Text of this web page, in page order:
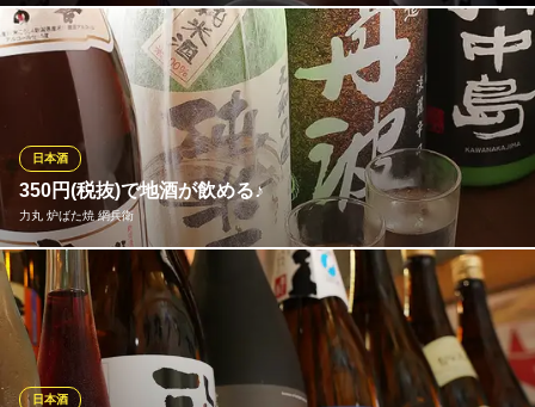
大阪府大阪市阿倍野区松崎町2-3-60
華やかな香りとすっきりと味わいが人気の「獺祭」や、米の旨味
と風味がしっかりしてキレのある「勝山 緑」など、厳選した日本
酒や焼酎などを多数取り揃えております。和の食事に合うワイン
や女性に人気のある果実酒などもご用意しております。
寅福 あべのハルカスダイニング店
和食と日本酒ダイニング
大阪メトロ御堂筋線天王寺駅10番出口 徒歩1分
大阪府大阪市阿倍野区阿倍野筋1-1-43 あべのハルカス近鉄タワー館あべのハルカス
ダイニング12F
350円(税抜)で地酒が飲める♪
力丸 炉ばた焼 網兵衛
日本酒
網兵衛では、純米酒から大吟醸まで、店長厳選の地酒ご用意して
おります！もちろん、こちらも全て350円(税抜)で飲めちゃいます
♪また、上質の甘さ＆後味さわやかで女性にオススメなのが、『極
上の甘口』。『ピーチスパークリングゼリー』もぷるんとした食
感とシュワシュワときらめく炭酸で飲みやすく人気です！
日本酒